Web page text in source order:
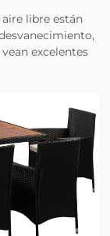
libre están
excelentes